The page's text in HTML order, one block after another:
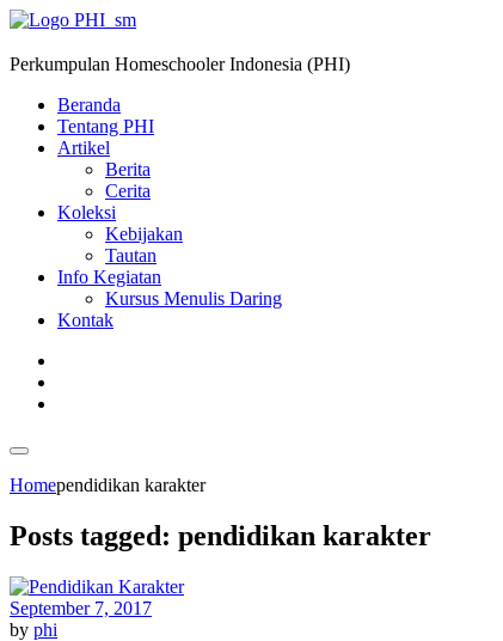
Perkumpulan Homeschooler Indonesia (PHI)
Beranda
Tentang PHI
Artikel
Berita
Cerita
Koleksi
Kebijakan
Tautan
Info Kegiatan
Kursus Menulis Daring
Kontak
Homependidikan karakter
Posts tagged: pendidikan karakter
September 7, 2017
by phi